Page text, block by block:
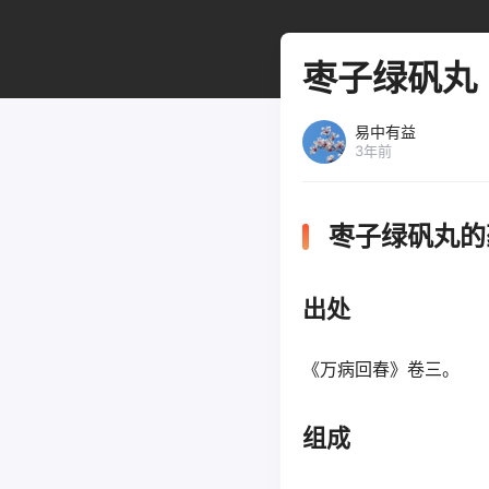
枣子绿矾丸
易中有益
3年前
枣子绿矾丸
出处
《万病回春》卷三。
组成